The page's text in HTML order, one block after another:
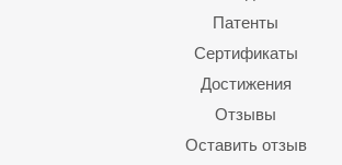
Патенты
Сертификаты
Достижения
Отзывы
Оставить отзыв